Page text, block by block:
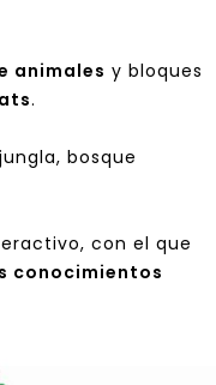
animales y bloques
.
bosque
con el que
conocimientos